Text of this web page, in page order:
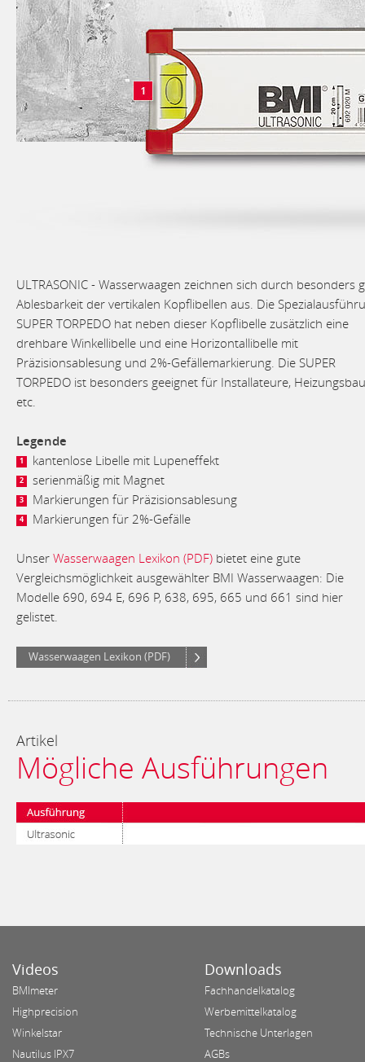
ULTRASONIC - Wasserwaagen zeichnen sich durch besonders
Ablesbarkeit der vertikalen Kopflibellen aus. Die
SUPER TORPEDO hat neben dieser Kopflibelle zusätzlich eine
drehbare Winkellibelle und eine Horizontallibelle mit
Präzisionsablesung und 2%-Gefällemarkierung. Die SUPER
TORPEDO ist besonders geeignet für Installateure,
etc.
Legende
1 kantenlose Libelle mit Lupeneffekt
2 serienmäßig mit Magnet
3 Markierungen für Präzisionsablesung
4 Markierungen für 2%-Gefälle
Unser Wasserwaagen Lexikon (PDF) bietet eine gute
Vergleichsmöglichkeit ausgewählter BMI Wasserwaagen: Die
Modelle 690, 694 E, 696 P, 638, 695, 665 und 661 sind hier
gelistet.
Wasserwaagen Lexikon (PDF)
Artikel
Mögliche Ausführungen
Videos
BMImeter
Highprecision
Winkelstar
Nautilus IPX7
Downloads
Fachhandelkatalog
Werbemittelkatalog
Technische Unterlagen
AGBs